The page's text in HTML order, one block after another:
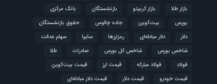
بازار طلا
بازار کریپتو بازنشستگان
بانک مرکزی
بورس
بیت‌کوین جاده چالوس
حقوق بازنشستگان
دلار
دلار مبادله‌ای رمزارزها سایپا
سهام عدالت
شاخص بورس
شاخص کل بورس صادرات
طلا
فولاد
فولاد مبارکه قیمت ارز
قیمت بیت‌کوین
قیمت خودرو
قیمت دلار
قیمت دلار مبادله‌ای